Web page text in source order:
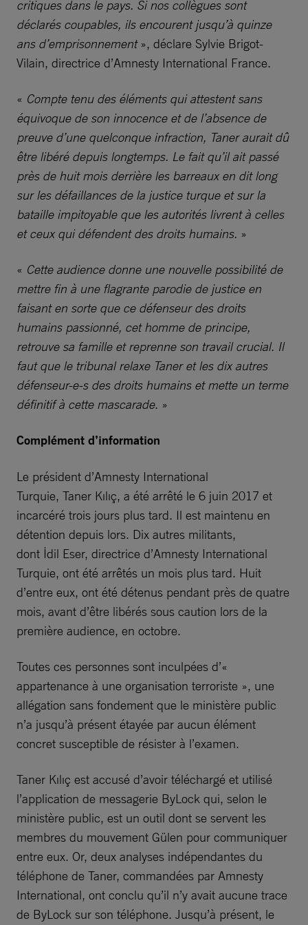
critiques dans le pays. Si nos collègues sont
déclarés coupables, ils encourent jusqu’à quinze
ans d’emprisonnement», déclare Sylvie Brigot-
Vilain, directrice d’Amnesty International France.
« Compte tenu des éléments qui attestent sans
équivoque de son innocence et de l’absence de
preuve d’une quelconque infraction, Taner aurait dû
être libéré depuis longtemps. Le fait qu’il ait passé
près de huit mois derrière les barreaux en dit long
sur les défaillances de la justice turque et sur la
bataille impitoyable que les autorités livrent à celles
et ceux qui défendent des droits humains. »
« Cette audience donne une nouvelle possibilité de
mettre fin à une flagrante parodie de justice en
faisant en sorte que ce défenseur des droits
humains passionné, cet homme de principe,
retrouve sa famille et reprenne son travail crucial. Il
faut que le tribunal relaxe Taner et les dix autres
défenseur-e-s des droits humains et mette un terme
définitif à cette mascarade. »
Complément d’information
Le président d’Amnesty International
Turquie, Taner Kılıç, a été arrêté le 6 juin 2017 et
incarcéré trois jours plus tard. Il est maintenu en
détention depuis lors. Dix autres militants,
dont İdil Eser, directrice d’Amnesty International
Turquie, ont été arrêtés un mois plus tard. Huit
d’entre eux, ont été détenus pendant près de quatre
mois, avant d’être libérés sous caution lors de la
première audience, en octobre.
Toutes ces personnes sont inculpées d’«
appartenance à une organisation terroriste », une
allégation sans fondement que le ministère public
n’a jusqu’à présent étayée par aucun élément
concret susceptible de résister à l’examen.
Taner Kılıç est accusé d’avoir téléchargé et utilisé
l’application de messagerie ByLock qui, selon le
ministère public, est un outil dont se servent les
membres du mouvement Gülen pour communiquer
entre eux. Or, deux analyses indépendantes du
téléphone de Taner, commandées par Amnesty
International, ont conclu qu’il n’y avait aucune trace
de ByLock sur son téléphone. Jusqu’à présent, le